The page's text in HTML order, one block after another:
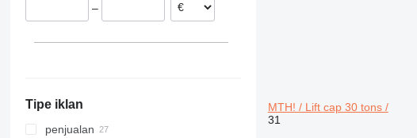
318
319
8018
8025
Pecolift
R-series
Hongaria
–
Tipe iklan
penjualan
MTH! / Lift cap 30 tons /
31